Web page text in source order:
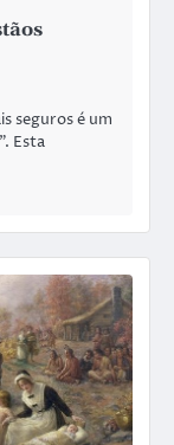
seguros é um
Esta